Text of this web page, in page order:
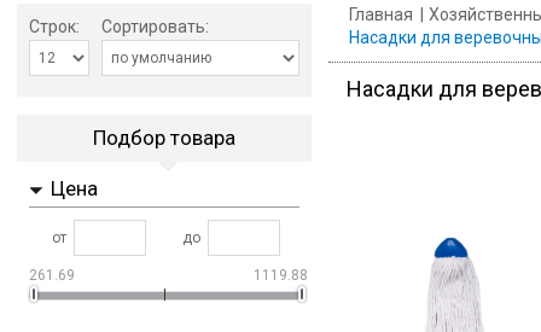
Строк: Сортировать:
Подбор товара
Цена
от до
261.69 1119.88
Главная
Насадки для
Насадки для